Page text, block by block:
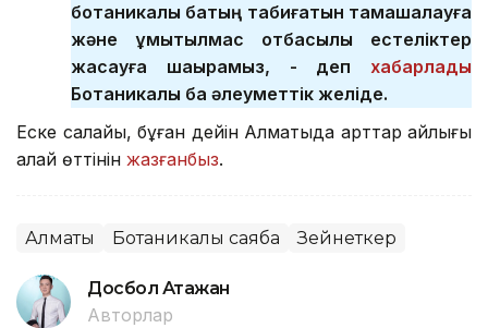
ботаникалық бақтың табиғатын тамашалауға
және ұмытылмас отбасылық естеліктер
жасауға шақырамыз, - деп хабарлады
Ботаникалық бақ әлеуметтік желіде.
Еске салайық, бұған дейін Алматыда қарттар айлығы
қалай өттінін жазғанбыз.
Алматы Ботаникалық саябақ Зейнеткер
Досбол Атажан
Авторлар